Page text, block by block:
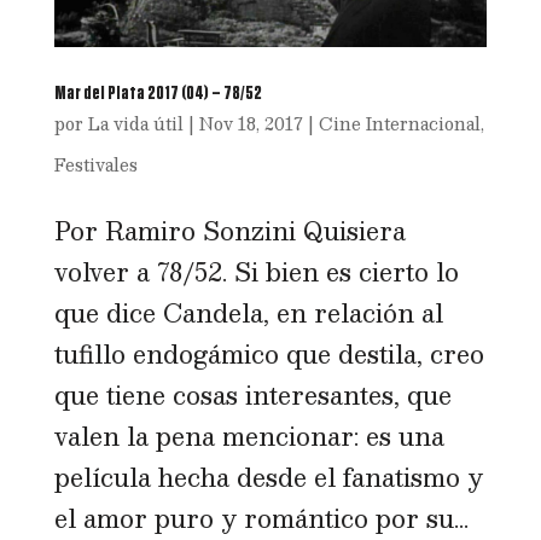
Mar del Plata 2017 (04) – 78/52
por La vida útil| Nov 18, 2017| Cine Internacional,
Festivales
Por Ramiro Sonzini Quisiera
volver a 78/52. Si bien es cierto lo
que dice Candela, en relación al
tufillo endogámico que destila, creo
que tiene cosas interesantes, que
valen la pena mencionar: es una
película hecha desde el fanatismo y
el amor puro y romántico por su...